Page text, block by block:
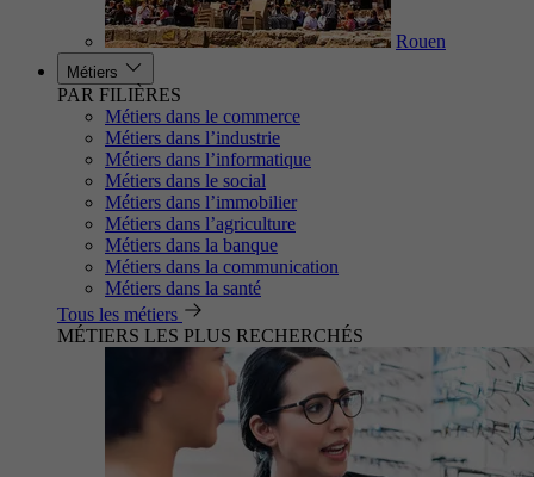
Rouen
Métiers
PAR FILIÈRES
Métiers dans le commerce
Métiers dans l’industrie
Métiers dans l’informatique
Métiers dans le social
Métiers dans l’immobilier
Métiers dans l’agriculture
Métiers dans la banque
Métiers dans la communication
Métiers dans la santé
Tous les métiers
MÉTIERS LES PLUS RECHERCHÉS